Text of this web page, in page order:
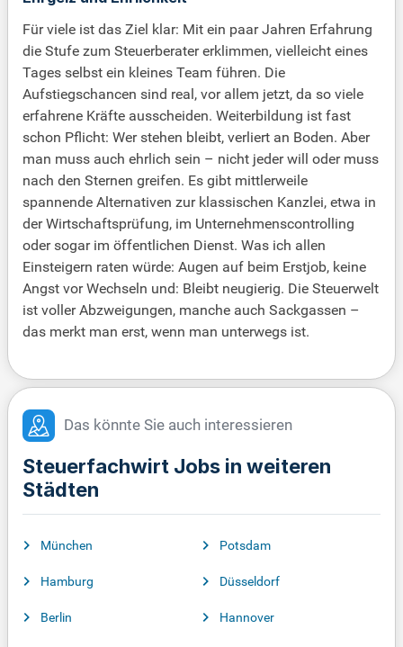
Für viele ist das Ziel klar: Mit ein paar Jahren Erfahrung
die Stufe zum Steuerberater erklimmen, vielleicht eines
Tages selbst ein kleines Team führen. Die
Aufstiegschancen sind real, vor allem jetzt, da so viele
erfahrene Kräfte ausscheiden. Weiterbildung ist fast
schon Pflicht: Wer stehen bleibt, verliert an Boden. Aber
man muss auch ehrlich sein – nicht jeder will oder muss
nach den Sternen greifen. Es gibt mittlerweile
spannende Alternativen zur klassischen Kanzlei, etwa in
der Wirtschaftsprüfung, im Unternehmenscontrolling
oder sogar im öffentlichen Dienst. Was ich allen
Einsteigern raten würde: Augen auf beim Erstjob, keine
Angst vor Wechseln und: Bleibt neugierig. Die Steuerwelt
ist voller Abzweigungen, manche auch Sackgassen –
das merkt man erst, wenn man unterwegs ist.
Das könnte Sie auch interessieren
Steuerfachwirt Jobs in weiteren
Städten
München
Hamburg
Berlin
Potsdam
Düsseldorf
Hannover